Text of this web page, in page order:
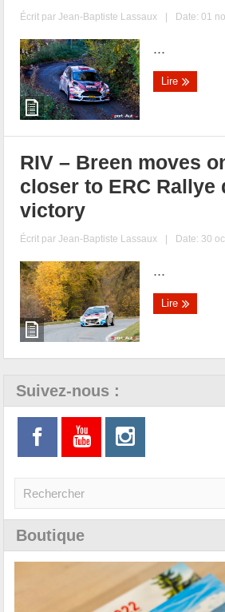
Écrit parJean-Baptiste Lassaux | Date: 01
...
Lire
RIV – Breen moves
closer to ERC Rallye
victory
Écrit parJean-Baptiste Lassaux | Date: 30
...
Lire
Suivez-nous :
Boutique